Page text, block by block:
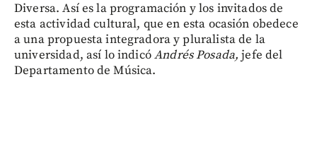
Diversa. Así es la programación y los invitados de
esta actividad cultural, que en esta ocasión obedece
a una propuesta integradora y pluralista de la
universidad, así lo indicóAndrés Posada, jefe del
Departamento de Música.